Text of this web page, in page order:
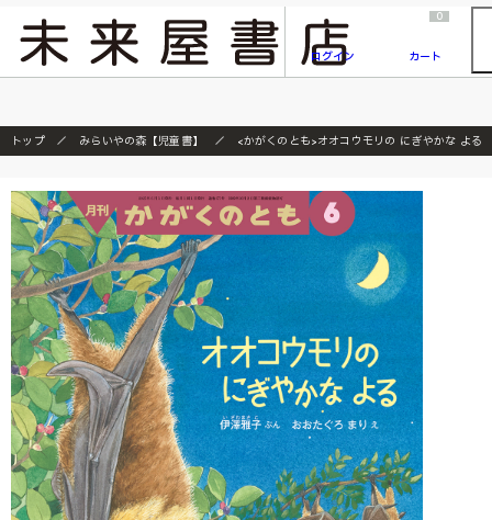
『ONE PIECE magazine 021 ONE PIECEカード付き同梱版』発売延期のご案内
ログイン
0
カート
トップ みらいやの森【児童書】 <かがくのとも>オオコウモリの にぎやかな よる